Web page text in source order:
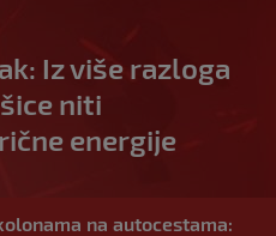
Iz više razloga
niti
energije
na autocestama: